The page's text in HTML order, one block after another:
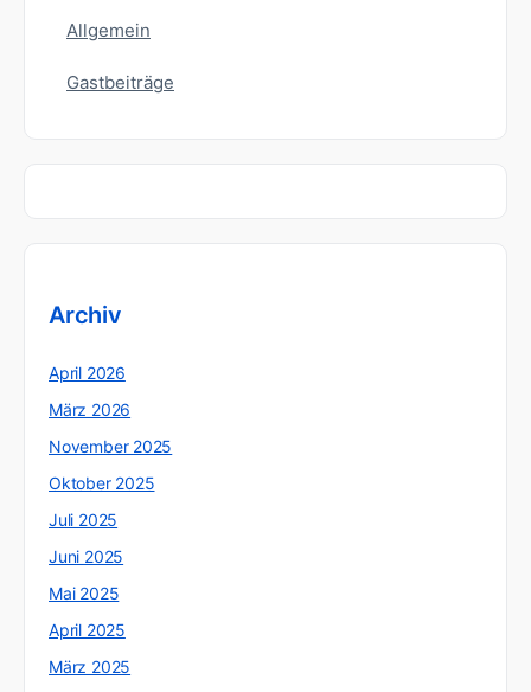
Allgemein
Gastbeiträge
Archiv
April 2026
März 2026
November 2025
Oktober 2025
Juli 2025
Juni 2025
Mai 2025
April 2025
März 2025